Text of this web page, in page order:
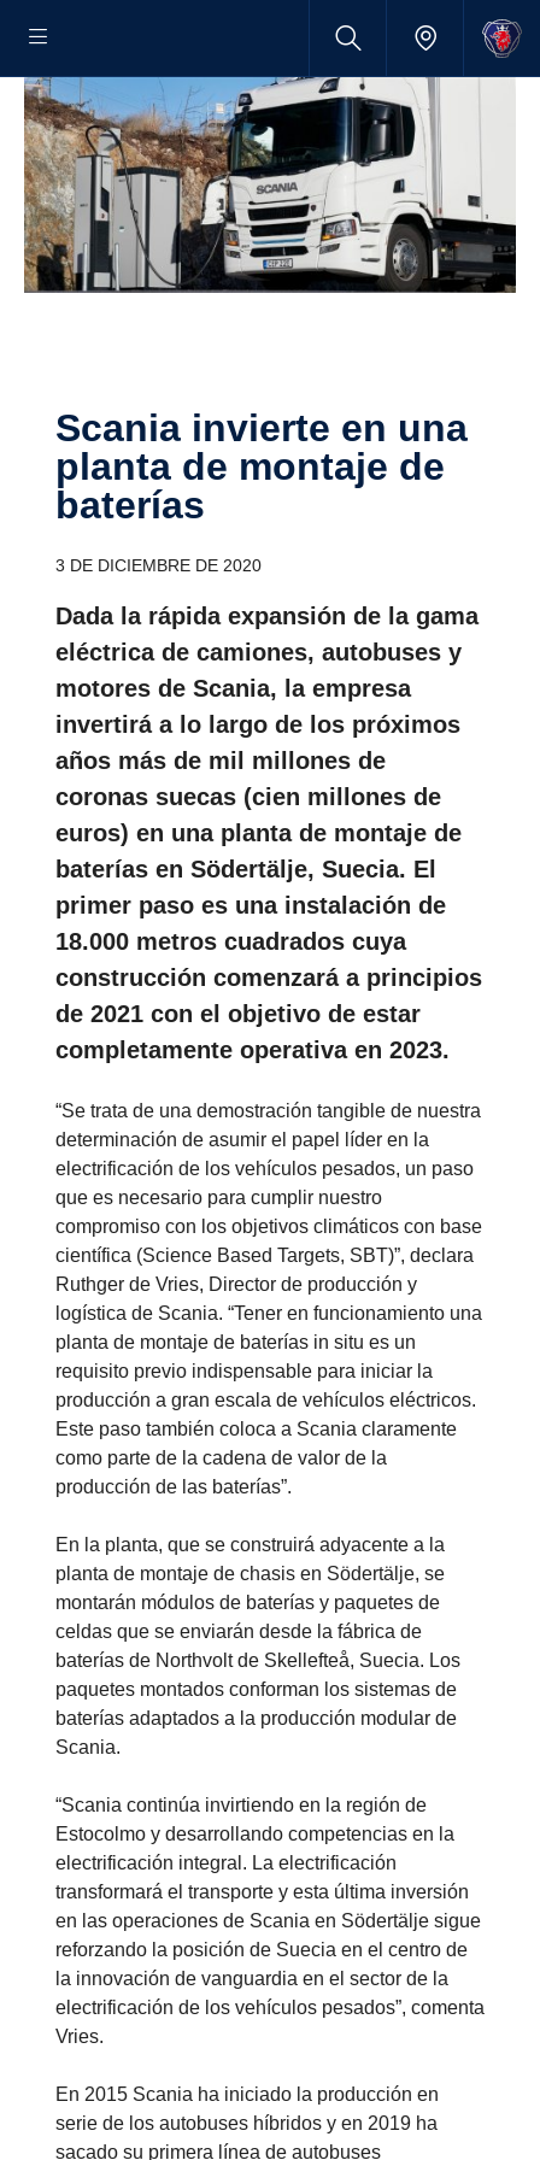
Scania invierte en una
planta de montaje de
baterías
3 DE DICIEMBRE DE 2020
Dada la rápida expansión de la gama
eléctrica de camiones, autobuses y
motores de Scania, la empresa
invertirá a lo largo de los próximos
años más de mil millones de
coronas suecas (cien millones de
euros) en una planta de montaje de
baterías en Södertälje, Suecia. El
primer paso es una instalación de
18.000 metros cuadrados cuya
construcción comenzará a principios
de 2021 con el objetivo de estar
completamente operativa en 2023.
“Se trata de una demostración tangible de nuestra
determinación de asumir el papel líder en la
electrificación de los vehículos pesados, un paso
que es necesario para cumplir nuestro
compromiso con los objetivos climáticos con base
científica (Science Based Targets, SBT)”, declara
Ruthger de Vries, Director de producción y
logística de Scania. “Tener en funcionamiento una
planta de montaje de baterías in situ es un
requisito previo indispensable para iniciar la
producción a gran escala de vehículos eléctricos.
Este paso también coloca a Scania claramente
como parte de la cadena de valor de la
producción de las baterías”.
En la planta, que se construirá adyacente a la
planta de montaje de chasis en Södertälje, se
montarán módulos de baterías y paquetes de
celdas que se enviarán desde la fábrica de
baterías de Northvolt de Skellefteå, Suecia. Los
paquetes montados conforman los sistemas de
baterías adaptados a la producción modular de
Scania.
“Scania continúa invirtiendo en la región de
Estocolmo y desarrollando competencias en la
electrificación integral. La electrificación
transformará el transporte y esta última inversión
en las operaciones de Scania en Södertälje sigue
reforzando la posición de Suecia en el centro de
la innovación de vanguardia en el sector de la
electrificación de los vehículos pesados”, comenta
Vries.
En 2015 Scania ha iniciado la producción en
serie de los autobuses híbridos y en 2019 ha
sacado su primera línea de autobuses